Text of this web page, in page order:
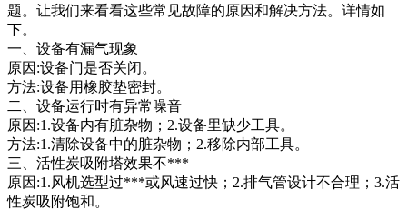
题。让我们来看看这些常见故障的原因和解决方法。详情如
下。
一、设备有漏气现象
原因:设备门是否关闭。
方法:设备用橡胶垫密封。
二、设备运行时有异常噪音
原因:1.设备内有脏杂物；2.设备里缺少工具。
方法:1.清除设备中的脏杂物；2.移除内部工具。
三、活性炭吸附塔效果不***
原因:1.风机选型过***或风速过快；2.排气管设计不合理；3.活
性炭吸附饱和。